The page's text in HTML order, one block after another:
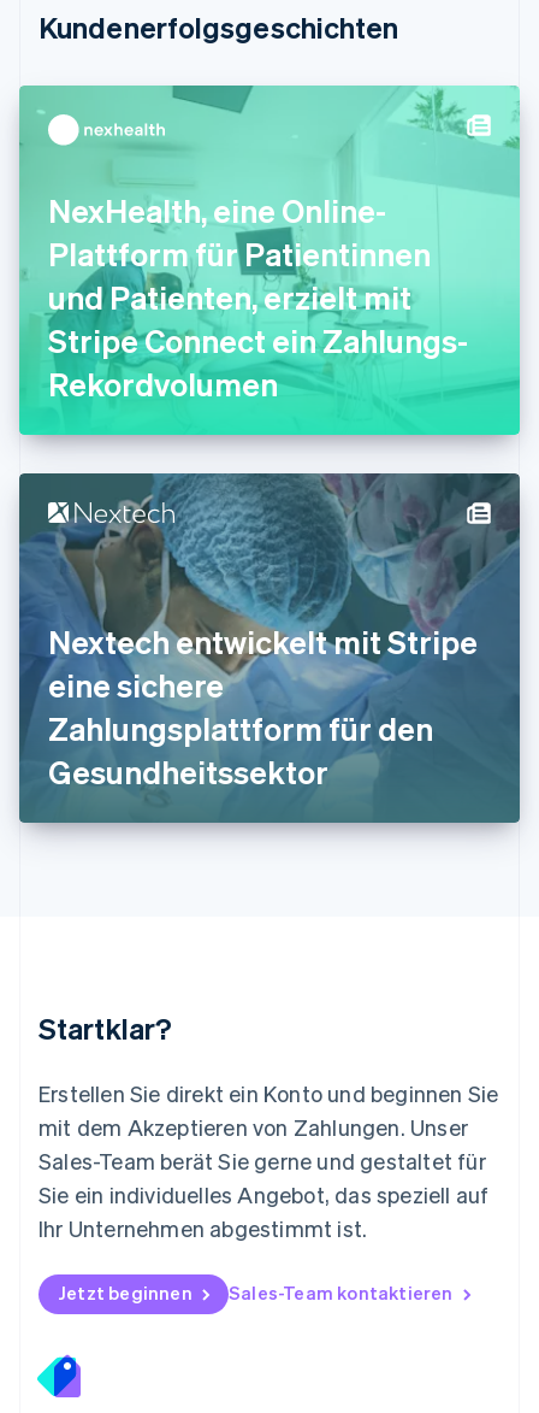
Kundenerfolgsgeschichten
NexHealth, eine Online-
Plattform für Patientinnen
und Patienten, erzielt mit
Stripe Connect ein Zahlungs-
Rekordvolumen
Nextech entwickelt mit Stripe
eine sichere
Zahlungsplattform für den
Gesundheitssektor
Startklar?
Erstellen Sie direkt ein Konto und beginnen Sie
mit dem Akzeptieren von Zahlungen. Unser
Sales-Team berät Sie gerne und gestaltet für
Sie ein individuelles Angebot, das speziell auf
Ihr Unternehmen abgestimmt ist.
Jetzt beginnen Sales-Team kontaktieren
English
简体中文English
EnglishSvenska
Frankreich
Gibraltar
English
Griechenland
English
Indien
English
Irland
English
Japan
日本語English
Kanada
EnglishFrançais
Kroatien
English Italiano
Lettland
English
Liechtenstein
DeutschEnglish
Litauen
English
Luxemburg
FrançaisDeutschEnglish
Malaysia
Malta
Nederlands English
Norwegen
Österreich
Polen
English
Portugal
Português English
Rumänien
Schweden
Svenska English
Deutsch
Singapur
English